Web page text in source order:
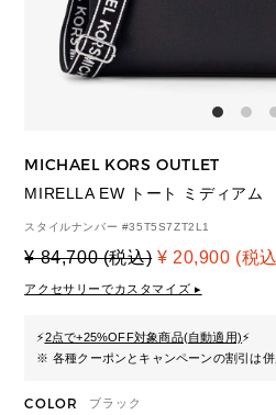
MICHAEL KORS OUTLET
MIRELLA EW トート ミディアム
スタイルナンバー #35T5S7ZT2L1
¥ 84,700 (税込) ¥ 20,900 (税
アクセサリーでカスタマイズ ▸
⚡2点で+25%OFF対象商品(自動適用)⚡
※ 各種クーポンとキャンペーンの割引は併
COLOR ブラック